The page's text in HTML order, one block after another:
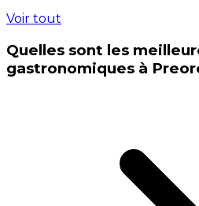
Voir tout
Quelles sont les
gastronomiques à